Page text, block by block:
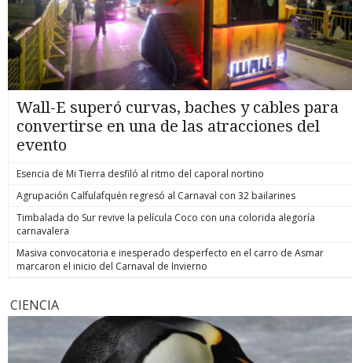
Wall-E superó curvas, baches y cables para
convertirse en una de las atracciones del
evento
Esencia de Mi Tierra desfiló al ritmo del caporal nortino
Agrupación Calfulafquén regresó al Carnaval con 32 bailarines
Timbalada do Sur revive la película Coco con una colorida alegoría
carnavalera
Masiva convocatoria e inesperado desperfecto en el carro de Asmar
marcaron el inicio del Carnaval de Invierno
CIENCIA